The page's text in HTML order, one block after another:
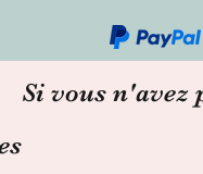
Si vous